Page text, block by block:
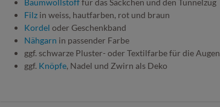
Filz in weiss, hautfarben, rot und braun
Kordel oder Geschenkband
Nähgarn in passender Farbe
ggf. schwarze Pluster- oder Textilfarbe für die Augen
ggf. Knöpfe, Nadel und Zwirn als Deko